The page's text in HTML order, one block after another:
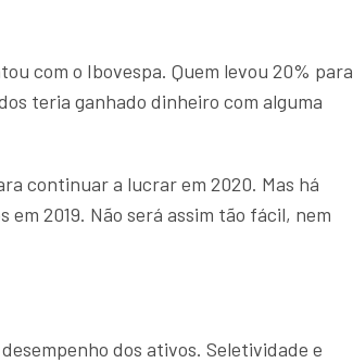
com o Ibovespa. Quem levou 20% para
teria ganhado dinheiro com alguma
continuar a lucrar em 2020. Mas há
2019. Não será assim tão fácil, nem
dos ativos. Seletividade e